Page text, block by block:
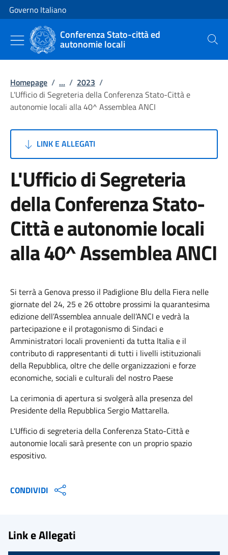
Vai al contenuto
Vai alla navigazione del sito
Governo Italiano
Conferenza Stato-città ed
autonomie locali Cerca
Homepage / ... / 2023 /
L'Ufficio di Segreteria della Conferenza Stato-Città e
autonomie locali alla 40^ Assemblea ANCI
LINK E ALLEGATI
L'Ufficio di Segreteria
della Conferenza Stato-
Città e autonomie locali
alla 40^ Assemblea ANCI
Si terrà a Genova presso il Padiglione Blu della Fiera nelle
giornate del 24, 25 e 26 ottobre prossimi la quarantesima
edizione dell’Assemblea annuale dell’ANCI evedrà la
partecipazione e il protagonismo di Sindaci e
Amministratori locali provenienti da tutta Italia e il
contributo di rappresentanti di tutti i livelli istituzionali
della Repubblica, oltre che delle organizzazioni e forze
economiche, sociali e culturali del nostro Paese
La cerimonia di apertura si svolgerà alla presenza del
Presidente della Repubblica Sergio Mattarella.
L'Ufficio di segreteria della Conferenza Stato-Città e
autonomie locali sarà presente con un proprio spazio
espositivo.
CONDIVIDI
Link e Allegati